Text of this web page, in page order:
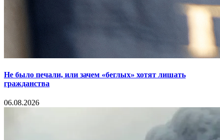
Не было печали, или зачем «беглых» хотят лишать
гражданства
06.08.2026